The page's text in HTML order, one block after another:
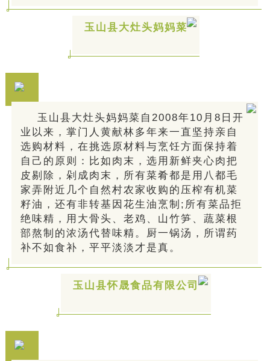
玉山县大灶头妈妈菜
玉山县大灶头妈妈菜自2008年10月8日开
业以来，掌门人黄献林多年来一直坚持亲自
选购材料，在挑选原材料与烹饪方面保持着
自己的原则：比如肉末，选用新鲜夹心肉把
皮剔除，剁成肉末，所有菜肴都是用八都毛
家弄附近几个自然村农家收购的压榨有机菜
籽油，还有非转基因花生油烹制;所有菜品拒
绝味精，用大骨头、老鸡、山竹笋、蔬菜根
部熬制的浓汤代替味精。厨一锅汤，所谓药
补不如食补，平平淡淡才是真。
玉山县怀晟食品有限公司